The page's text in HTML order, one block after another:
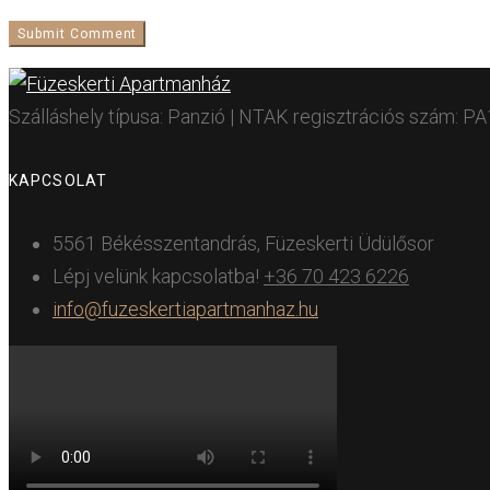
Szálláshely típusa: Panzió | NTAK regisztrációs szám:
KAPCSOLAT
5561 Békésszentandrás, Füzeskerti Üdülősor
Lépj velünk kapcsolatba! +36 70 423 6226
info@fuzeskertiapartmanhaz.hu